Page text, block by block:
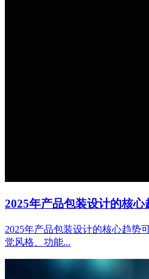
2025年产品包装设计的核心
2025年产品包装设计的核心趋势
觉风格、功能...